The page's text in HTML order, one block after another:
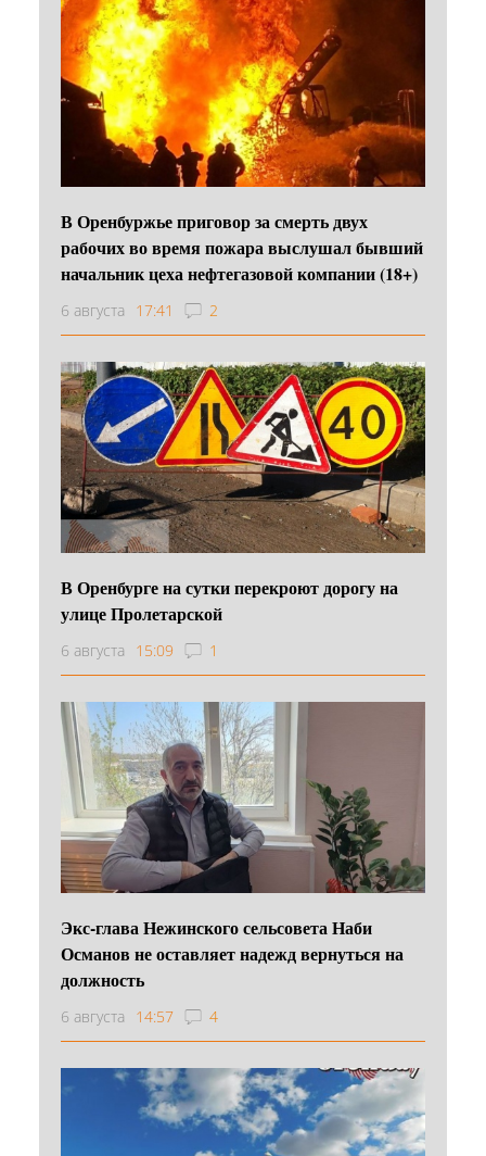
В Оренбуржье приговор за смерть двух
рабочих во время пожара выслушал бывший
начальник цеха нефтегазовой компании (18+)
6 августа 17:41 2
В Оренбурге на сутки перекроют дорогу на
улице Пролетарской
6 августа 15:09 1
Экс-глава Нежинского сельсовета Наби
Османов не оставляет надежд вернуться на
должность
6 августа 14:57 4